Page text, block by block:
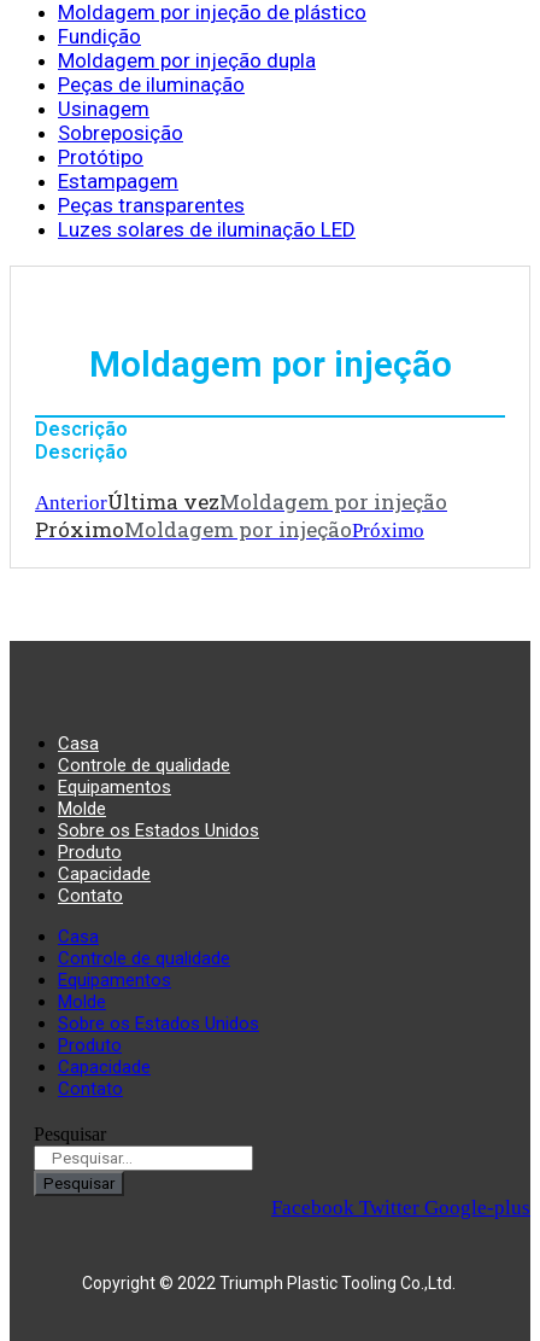
Moldagem por injeção de plástico
Fundição
Moldagem por injeção dupla
Peças de iluminação
Usinagem
Sobreposição
Protótipo
Estampagem
Peças transparentes
Luzes solares de iluminação LED
Moldagem por injeção
Descrição
Descrição
AnteriorÚltima vezMoldagem por injeção
PróximoMoldagem por injeçãoPróximo
Casa
Controle de qualidade
Equipamentos
Molde
Sobre os Estados Unidos
Produto
Capacidade
Contato
Casa
Controle de qualidade
Equipamentos
Molde
Sobre os Estados Unidos
Produto
Capacidade
Contato
Pesquisar
Pesquisar
Facebook Twitter Google-plus
Copyright © 2022 Triumph Plastic Tooling Co.,Ltd.